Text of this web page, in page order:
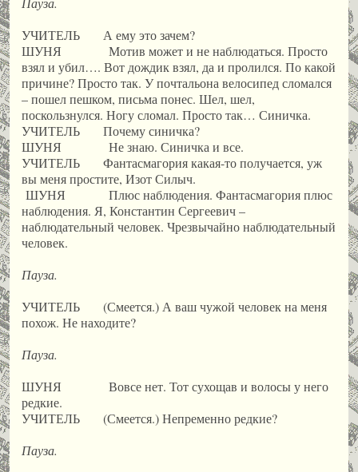
УЧИТЕЛЬ А ему это зачем?
ШУНЯ Мотив может и не наблюдаться. Просто
взял и убил…. Вот дождик взял, да и пролился. По какой
причине? Просто так. У почтальона велосипед сломался
– пошел пешком, письма понес. Шел, шел,
поскользнулся. Ногу сломал. Просто так… Синичка.
УЧИТЕЛЬ Почему синичка?
ШУНЯ Не знаю. Синичка и все.
УЧИТЕЛЬ Фантасмагория какая-то получается, уж
вы меня простите, Изот Силыч.
ШУНЯ Плюс наблюдения. Фантасмагория плюс
наблюдения. Я, Константин Сергеевич –
наблюдательный человек. Чрезвычайно наблюдательный
человек.
Пауза.
УЧИТЕЛЬ (Смеется.) А ваш чужой человек на меня
похож. Не находите?
Пауза.
ШУНЯ Вовсе нет. Тот сухощав и волосы у него
редкие.
УЧИТЕЛЬ (Смеется.) Непременно редкие?
Пауза.